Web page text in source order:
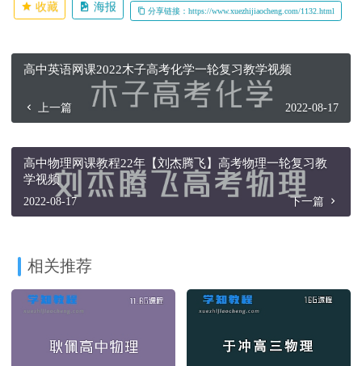
收藏 海报 分享链接：https://www.xuezhijiaocheng.com/1132.html
高中英语网课2022木子高考化学一轮复习教学视频
上一篇 2022-08-17
高中物理网课教程22年【刘杰腾飞】高考物理一轮复习教
学视频
2022-08-17 下一篇
相关推荐